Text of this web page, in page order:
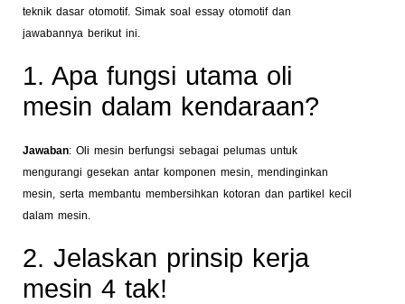
teknik dasar otomotif. Simak soal essay otomotif dan
jawabannya berikut ini.
1. Apa fungsi utama oli
mesin dalam kendaraan?
Jawaban: Oli mesin berfungsi sebagai pelumas untuk
mengurangi gesekan antar komponen mesin, mendinginkan
mesin, serta membantu membersihkan kotoran dan partikel kecil
dalam mesin.
2. Jelaskan prinsip kerja
mesin 4 tak!